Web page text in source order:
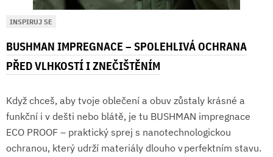
INSPIRUJ SE
BUSHMAN IMPREGNACE – SPOLEHLIVÁ OCHRANA
PŘED VLHKOSTÍ I ZNEČIŠTĚNÍM
Když chceš, aby tvoje oblečení a obuv zůstaly krásné a
funkční i v dešti nebo blátě, je tu BUSHMAN impregnace
ECO PROOF – praktický sprej s nanotechnologickou
ochranou, který udrží materiály dlouho v perfektním stavu.